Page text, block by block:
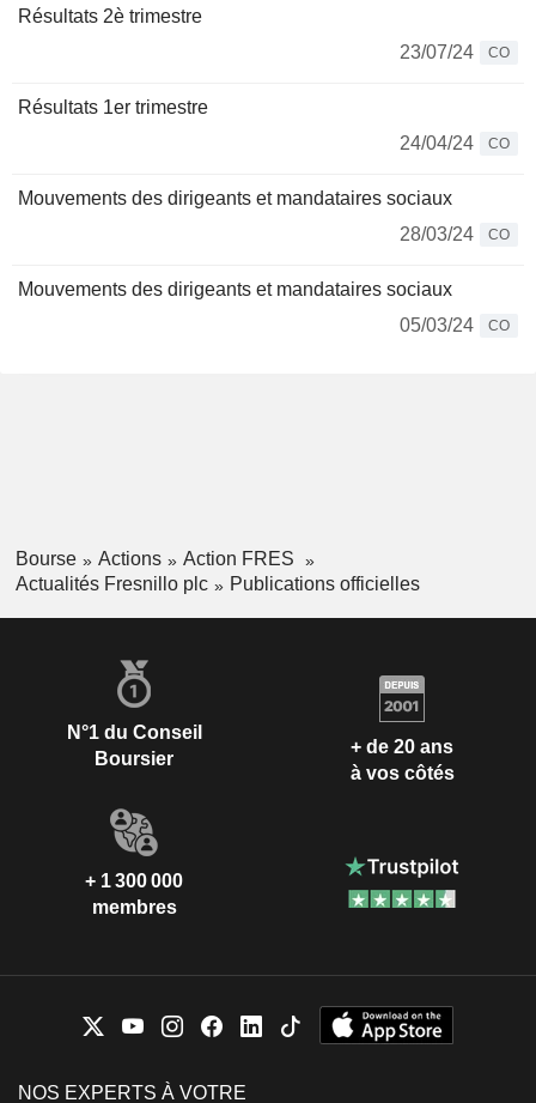
Résultats 2è trimestre
23/07/24
CO
Résultats 1er trimestre
24/04/24
CO
Mouvements des dirigeants et mandataires sociaux
28/03/24
CO
Mouvements des dirigeants et mandataires sociaux
05/03/24
CO
Bourse Actions
Action FRES
Actualités Fresnillo plc
Publications officielles
N°1 du Conseil
Boursier
+ de 20 ans
à vos côtés
+ 1 300 000
membres
NOS EXPERTS À VOTRE